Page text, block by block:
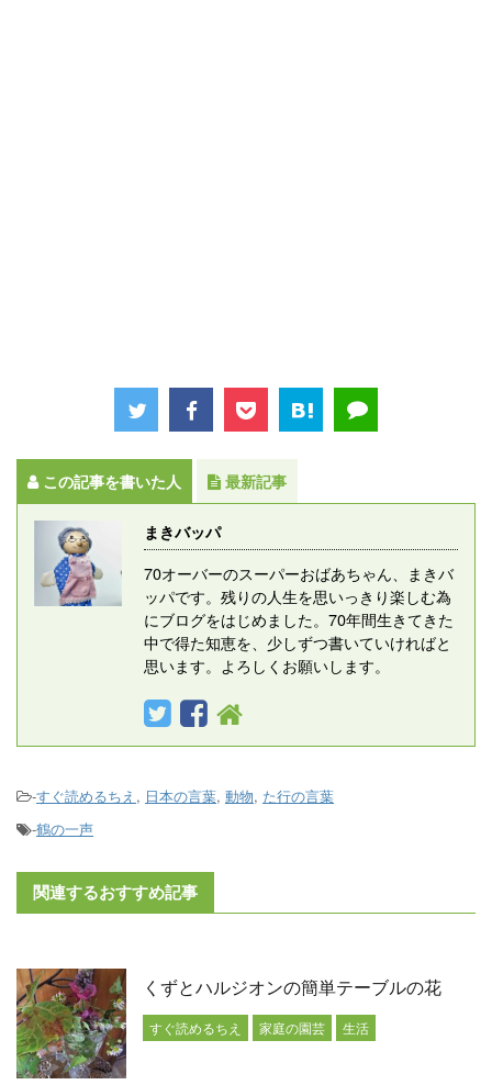
この記事を書いた人 最新記事
まきバッパ
70オーバーのスーパーおばあちゃん、まきバ
ッパです。残りの人生を思いっきり楽しむ為
にブログをはじめました。70年間生きてきた
中で得た知恵を、少しずつ書いていければと
思います。よろしくお願いします。
-すぐ読めるちえ , 日本の言葉, 動物, た行の言葉
-鶴の一声
関連するおすすめ記事
くずとハルジオンの簡単テーブルの花
すぐ読めるちえ 家庭の園芸 生活